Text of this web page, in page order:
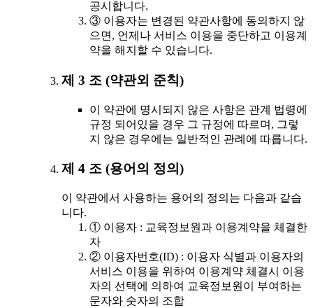
공시합니다.
③ 이용자는 변경된 약관사항에 동의하지 않
으면, 언제나 서비스 이용을 중단하고 이용계
약을 해지할 수 있습니다.
제 3 조 (약관외 준칙)
이 약관에 명시되지 않은 사항은 관계 법령에
규정 되어있을 경우 그 규정에 따르며, 그렇
지 않은 경우에는 일반적인 관례에 따릅니다.
제 4 조 (용어의 정의)
이 약관에서 사용하는 용어의 정의는 다음과 같습
니다.
① 이용자 : 교육정보원과 이용계약을 체결한
자
② 이용자번호(ID) : 이용자 식별과 이용자의
서비스 이용을 위하여 이용계약 체결시 이용
자의 선택에 의하여 교육정보원이 부여하는
문자와 숫자의 조합